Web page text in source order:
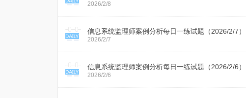
2026/2/8
信息系统监理师案例分析每日一练试题（2026/2/7）
2026/2/7
信息系统监理师案例分析每日一练试题（2026/2/6）
2026/2/6